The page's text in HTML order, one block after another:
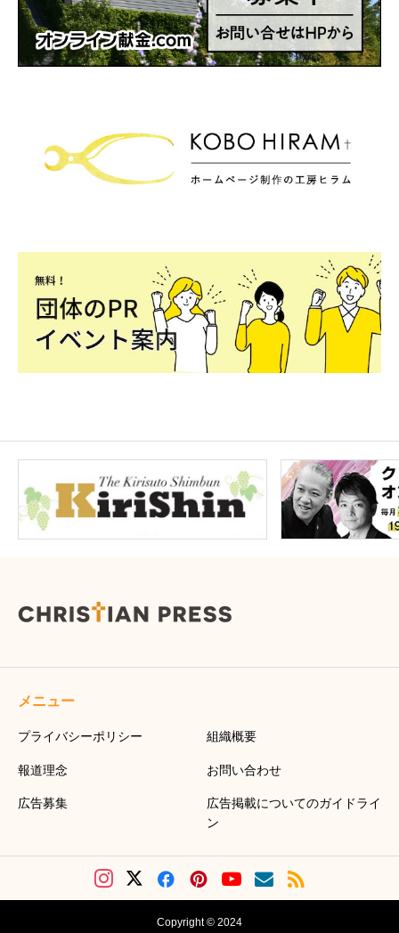
メニュー
プライバシーポリシー 組織概要
報道理念 お問い合わせ
広告募集
広告掲載についてのガイドライ
ン
Copyright © 2024